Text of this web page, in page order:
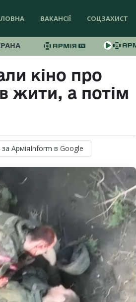
ВАКАНСІЇ СОЦЗАХИСТ
кіно про
жити, а потім
за АрміяInform в Google